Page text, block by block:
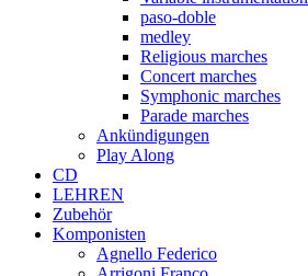
paso-doble
medley
Religious marches
Concert marches
Symphonic marches
Parade marches
Ankündigungen
Play Along
CD
LEHREN
Zubehör
Komponisten
Agnello Federico